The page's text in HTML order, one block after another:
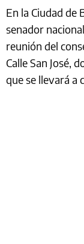
En la Ciudad de
senador
reunión del
Calle San José,
que se llevará a